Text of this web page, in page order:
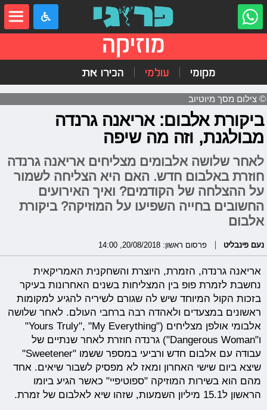
מוזיקה
מקומי עולמי הכירו את
© צילום מסך מיוטיוב
ביקורת אלבום: אריאנה גרנדה
מבולגנת, וזה מה שיפה
לאחר שלושה אלבומים מצליחים אריאנה גרנדה
חוזרת באלבום חדש. האם היא הצליחה לשמור
על ההצלחה של הקודמים? ואיך האירועים
החשובים בחייה השפיעו על המוזיקה? ביקורת
אלבום
נעם פינבליט פרסום ראשון: 20/08/2018, 14:00
אריאנה גרנדה, הזמרת, היוצרת והשחקנית האמריקאית
נחשבת לזמרת פופ בין המצליחות בשנים האחרונות בעיקר
בזכות הקול המיוחד שיש לה שגורם לשיריה להגיע למקומות
ראשונים במצעדים ולאהדה רבה ברחבי העולם. לאחר שלושה
אלבומי אולפן מצליחים ("Yours Truly", "My Everything"
ו"Dangerous Woman") גרנדה חוזרת לאחר שנתיים של
עבודה עם אלבום חדש ורביעי במספר ששמו "Sweetener"
שיצא ביום שישי האחרון ומאז לא מפסיק לשבור שיאים. אחד
מהם הוא בשירות המוזיקה "ספוטיפיי" כאשר הגיע ביומו
הראשון ל15.1 מיליון השמעות, שזהו שיא לאלבום של זמרת.